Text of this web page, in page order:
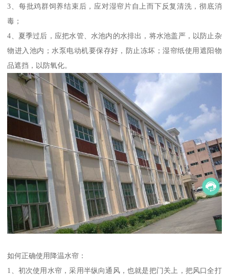
3、每批鸡群饲养结束后，应对湿帘片自上而下反复清洗，彻底消
毒；
4、夏季过后，应把水管、水池内的水排出，将水池盖严，以防止杂
物进入池内；水泵电动机要保存好，防止冻坏；湿帘纸使用遮阳物
品遮挡，以防氧化。
如何正确使用降温水帘：
1、初次使用水帘，采用半纵向通风，也就是把门关上，把风口全打